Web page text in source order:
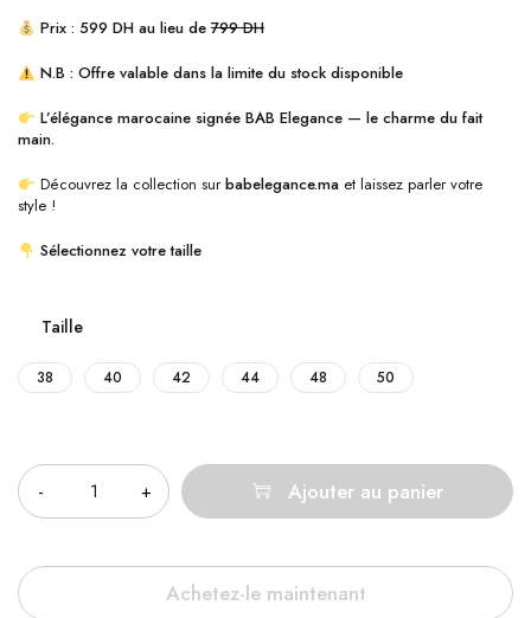
Prix : 599 DH au lieu de799 DH
N.B : Offre valable dans la limite du stock disponible
L’élégance marocaine signée BAB Elegance — le charme du fait
main.
Découvrez la collection surbabelegance.maet laissez parler votre
style !
Sélectionnez votre taille
Taille
38 40 42 44 48 50
Ajouter au panier
Achetez-le maintenant